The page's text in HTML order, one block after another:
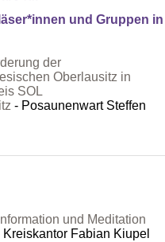
und Gruppen in
der
Oberlausitz in
SOL
Posaunenwart Steffen
und Meditation
Kreiskantor Fabian Kiupel